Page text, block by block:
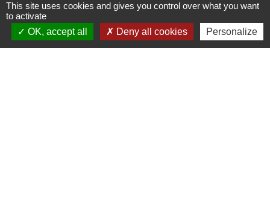
Contact
Commune de Saint-Jean-de-la-Porte
This site uses cookies and gives you control over what you want
to activate
OK, accept all
Deny all cookies Personalize